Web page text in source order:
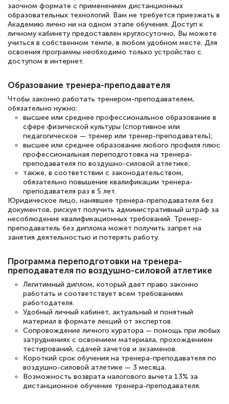
понятно! Проходила повышение
квалификации. Ещё раз - СПАСИБО!
Знаток города 5 уровня
11 марта 2026
Всем добрый день! Я прошла курс
повышени каалификации по
специальности «Тренер-преподаватель
по тяжелой атлетике»! Хочется
подчеркуть, что при обращении
оперативно связались со мной
специалисты, ответили на все
интересующие вопросы и в течении
двух…
Светлана К
Знаток города 7 уровня
10 марта 2026
Оставила заявку на обучение онлайн, мне
быстро ответили, разъяснили все детали.
Обучение понравилось: огромное
количество тематической литературы,
заочном формате с применением дистанционных
образовательных технологий. Вам не требуется приезжать в
Академию лично ни на одном этапе обучения. Доступ к
личному кабинету предоставлен круглосуточно, Вы можете
учиться в собственном темпе, в любом удобном месте. Для
освоения программы необходимо только устройство с
доступом в интернет.
Образование тренера-преподавателя
Чтобы законно работать тренером-преподавателем,
обязательно нужно:
высшее или среднее профессиональное образование в
сфере физической культуры (спортивное или
педагогическое — тренер или тренер-преподаватель);
высшее или среднее образование любого профиля плюс
профессиональная переподготовка на тренера-
преподавателя по воздушно-силовой атлетике;
также, в соответствии с законодательством,
обязательно повышение квалификации тренера-
преподавателя раз в 5 лет.
Юридическое лицо, нанявшее тренера-преподавателя без
документов, рискует получить административный штраф за
несоблюдение квалификационных требований. Тренер-
преподаватель без диплома может получить запрет на
занятия деятельностью и потерять работу.
Программа переподготовки на тренера-
преподавателя по воздушно-силовой атлетике
Легитимный диплом, который дает право законно
работать и соответствует всем требованиям
работодателя.
Удобный личный кабинет, актуальный и понятный
материал в формате лекций от экспертов.
Сопровождение личного куратора — помощь при любых
затруднениях с освоением материала, прохождением
тестирований, сдачей зачетов и экзаменов.
Короткий срок обучения на тренера-преподавателя по
воздушно-силовой атлетике — 3 месяца.
Возможность возврата налогового вычета 13% за
дистанционное обучение тренера-преподавателя.